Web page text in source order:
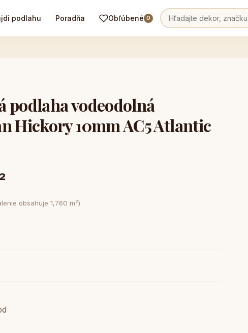
podlahu Poradňa Obľúbené 0
podlaha vodeodolná
Hickory 10mm AC5 Atlantic
obsahuje 1,760 m²)